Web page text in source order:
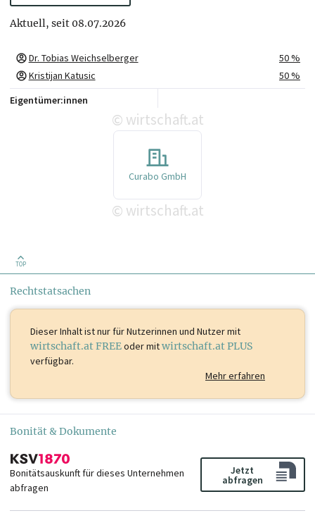
Aktuell, seit 08.07.2026
Dr. Tobias Weichselberger
50 %
Kristijan Katusic
50 %
Eigentümer:innen
© wirtschaft.at
Curabo GmbH
© wirtschaft.at
TOP
Rechtstatsachen
Dieser Inhalt istnur für Nutzerinnen und Nutzer mit
wirtschaft.at FREEoder mitwirtschaft.at PLUS
verfügbar.
Mehr erfahren
Bonität & Dokumente
Bonitätsauskunft für dieses Unternehmen
abfragen
Jetzt
abfragen